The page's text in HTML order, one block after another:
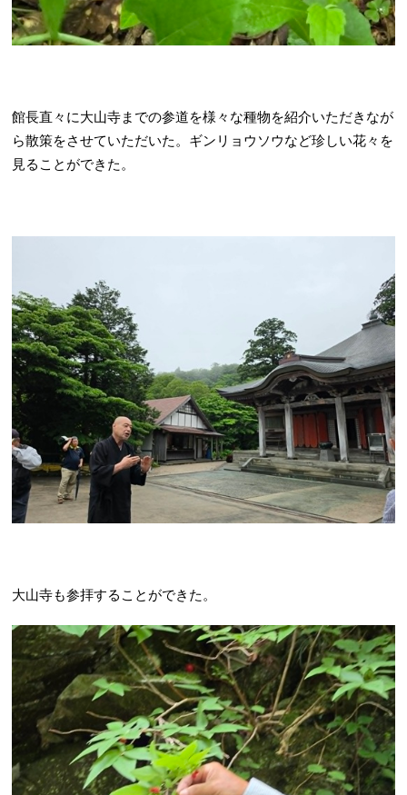
館長直々に大山寺までの参道を様々な種物を紹介いただきなが
ら散策をさせていただいた。ギンリョウソウなど珍しい花々を
見ることができた。
大山寺も参拝することができた。